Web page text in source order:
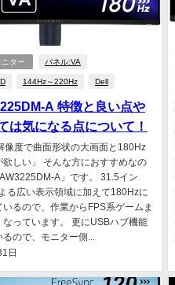
ター パネル:VA
144Hz～220Hz Dell
A 特徴と良い点や
は気になる点について！
像度で曲面形状の大画面と180Hz
欲しい」 そんな方におすすめなの
A」です。 31.5イン
る広い表示領域に加えて180Hzに
いるので、作業からFPS系ゲームま
なっています。 更にUSBハブ機能
ので、モニター側...
日